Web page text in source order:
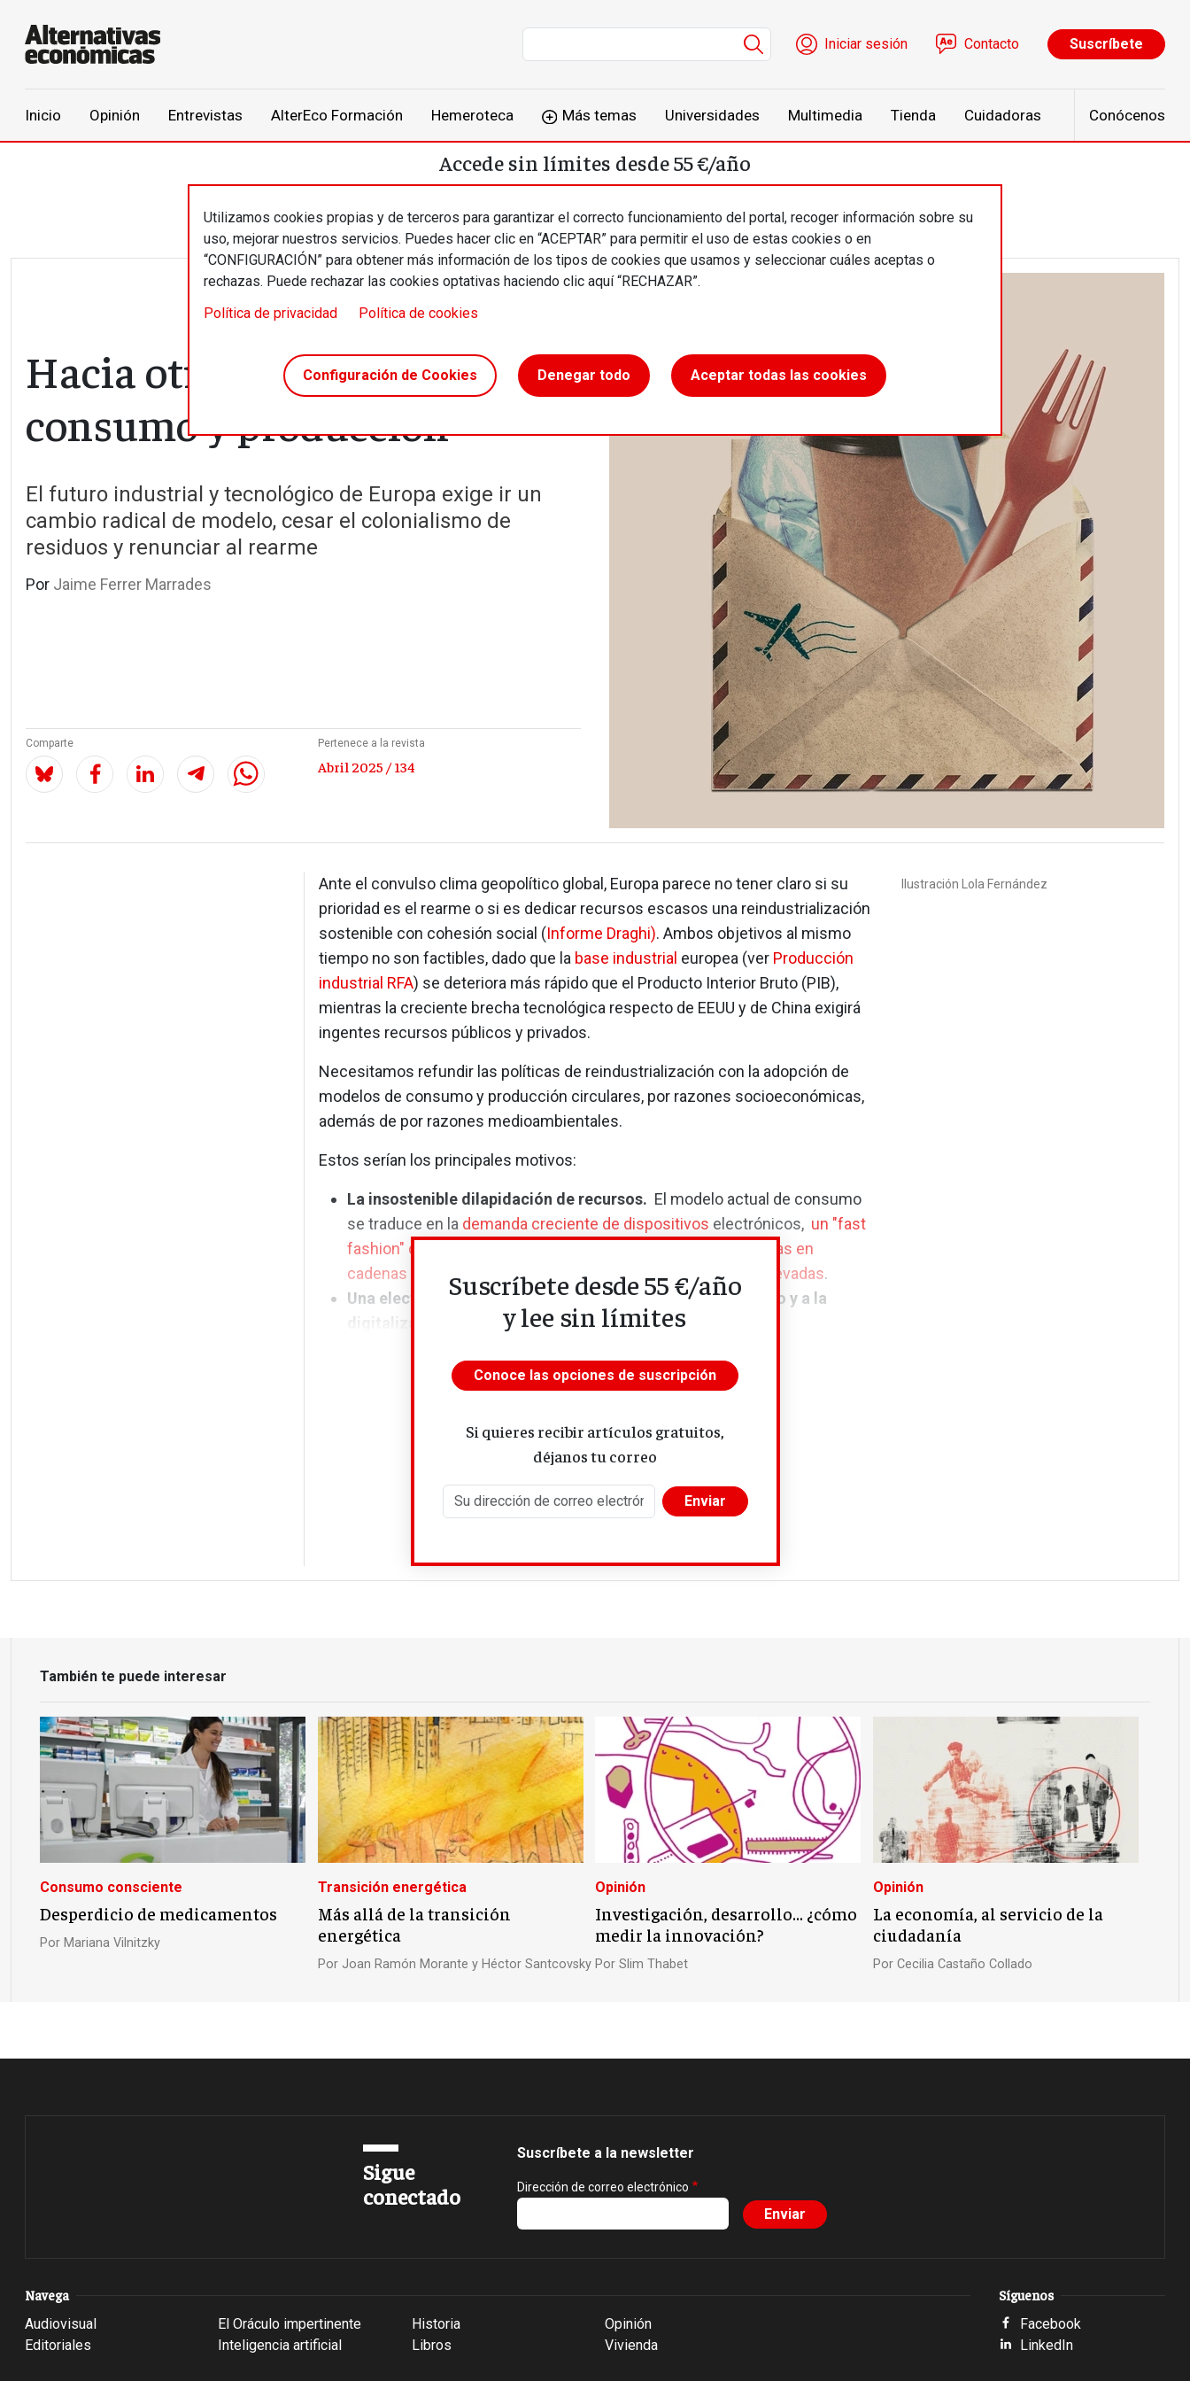
Menú de cuenta de usuario
Iniciar sesión Contacto Suscríbete
Inicio Opinión Entrevistas AlterEco Formación Hemeroteca Más temas Universidades Multimedia Tienda Cuidadoras Conócenos
Utilizamos cookies propias y de terceros para garantizar el correcto funcionamiento del portal, recoger información sobre su
uso, mejorar nuestros servicios. Puedes hacer clic en “ACEPTAR” para permitir el uso de estas cookies o en
“CONFIGURACIÓN” para obtener más información de los tipos de cookies que usamos y seleccionar cuáles aceptas o
rechazas. Puede rechazar las cookies optativas haciendo clic aquí “RECHAZAR”.
Política de privacidad
Política de cookies
Configuración de Cookies Denegar todo Aceptar todas las cookies
Accede sin límites desde 55 €/año
Hacia otro modelo de
consumo y producción
El futuro industrial y tecnológico de Europa exige ir un
cambio radical de modelo, cesar el colonialismo de
residuos y renunciar al rearme
Por Jaime Ferrer Marrades
Comparte Pertenece a la revista
Abril 2025 / 134
Ilustración Lola Fernández
Ante el convulso clima geopolítico global, Europa parece no tener claro si su
prioridad es el rearme o si es dedicar recursos escasos una reindustrialización
sostenible con cohesión social (Informe Draghi). Ambos objetivos al mismo
tiempo no son factibles, dado que la base industrial europea (ver Producción
industrial RFA) se deteriora más rápido que el Producto Interior Bruto (PIB),
mientras la creciente brecha tecnológica respecto de EEUU y de China exigirá
ingentes recursos públicos y privados.
Necesitamos refundir las políticas de reindustrialización con la adopción de
modelos de consumo y producción circulares, por razones socioeconómicas,
además de por razones medioambientales.
Estos serían los principales motivos:
La insostenible dilapidación de recursos. El modelo actual de consumo
se traduce en la demanda creciente de dispositivos electrónicos, un "fast
fashion" depredador
pérdidas en
cadenas alimentarias
, lo que se traduce en importaciones elevadas.
Una electrificación insostenibledebido al vehículo eléctrico y a la
digitalización 4.0 acentúa la...
Suscríbete desde 55 €/año
y lee sin límites
Conoce las opciones de suscripción
Si quieres recibir artículos gratuitos,
déjanos tu correo
También te puede interesar
Consumo consciente
Desperdicio de medicamentos
Por Mariana Vilnitzky
Transición energética
Más allá de la transición
energética
Por Joan Ramón Morante y Héctor Santcovsky
Opinión
Investigación, desarrollo… ¿cómo
medir la innovación?
Por Slim Thabet
Opinión
La economía, al servicio de la
ciudadanía
Por Cecilia Castaño Collado
Sigue
conectado
Suscríbete a la newsletter
Dirección de correo electrónico
Navega
Audiovisual
Editoriales
El Oráculo impertinente
Inteligencia artificial
Historia
Libros
Opinión
Vivienda
Síguenos
Facebook
LinkedIn